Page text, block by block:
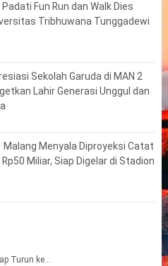
Fun Run dan Walk Dies
Tribhuwana Tunggadewi
Sekolah Garuda di MAN 2
Lahir Generasi Unggul dan
Malang Menyala Diproyeksi Catat
Miliar, Siap Digelar di Stadion
Turun ke...